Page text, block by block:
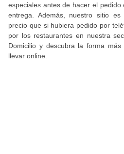
especiales antes de hacer el
entrega. Además, nuestro sitio
precio que si hubiera pedido por
por los restaurantes en nuestra
Domicilio y descubra la forma
llevar online.